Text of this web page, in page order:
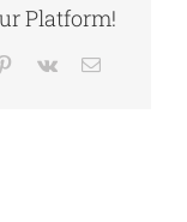
Platform!
Pinterest
Vk Email